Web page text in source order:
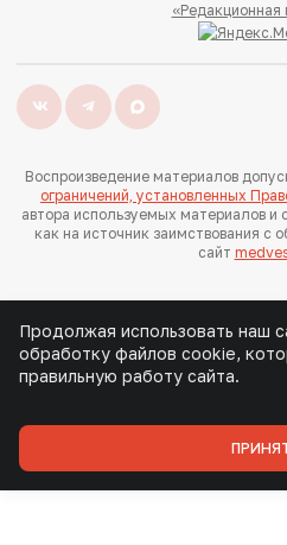
«Редакционная
Воспроизведение материалов
ограничений, установленных
автора используемых материалов
как на источник заимствования с
сайт
Продолжая использовать наш
обработку файлов cookie,
правильную работу сайта.